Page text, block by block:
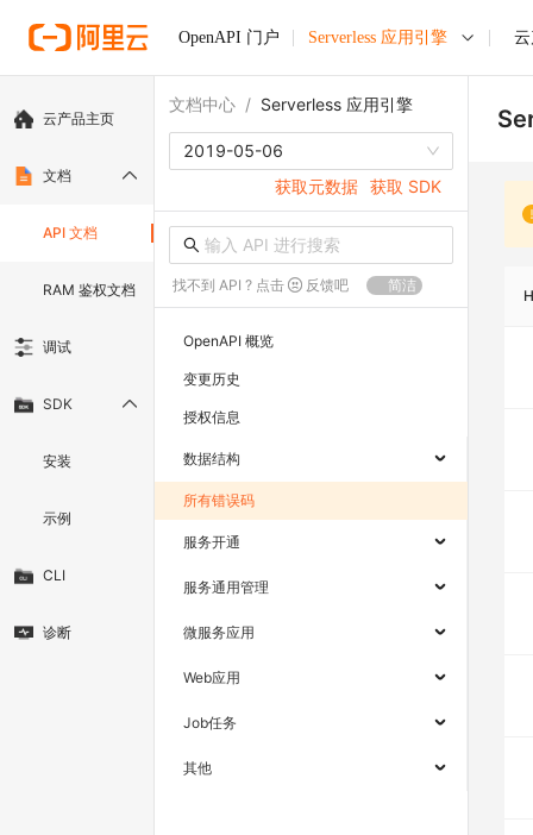
OpenAPI 门户 Serverless 应用引擎
云产品主页
文档
API 文档
RAM 鉴权文档
调试
SDK
安装
示例
CLI
诊断
文档中心 / Serverless 应用引擎
2019-05-06
获取元数据 获取 SDK
找不到 API ? 点击 反馈吧 简洁
OpenAPI 概览
变更历史
授权信息
数据结构
所有错误码
服务开通
服务通用管理
微服务应用
Web应用
Job任务
其他